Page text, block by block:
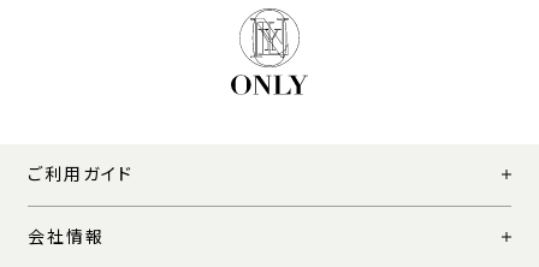
ご利用ガイド
会社情報